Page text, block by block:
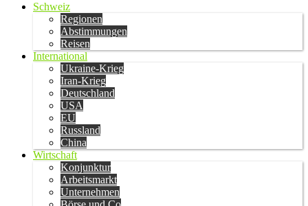
Schweiz
Regionen
Abstimmungen
Reisen
International
Ukraine-Krieg
Iran-Krieg
Deutschland
USA
EU
Russland
China
Wirtschaft
Konjunktur
Arbeitsmarkt
Unternehmen